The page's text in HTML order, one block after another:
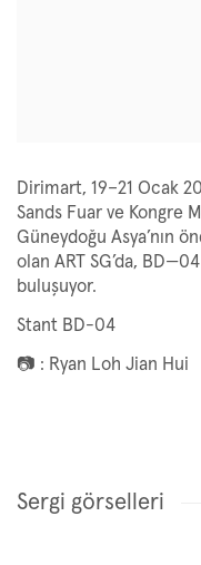
Dirimart, 19–21 Ocak
Sands Fuar ve Kongre
Güneydoğu Asya’nın
olan ART SG’da,
buluşuyor.
Stant BD-04
📷 : Ryan Loh Jian Hui
Sergi görselleri